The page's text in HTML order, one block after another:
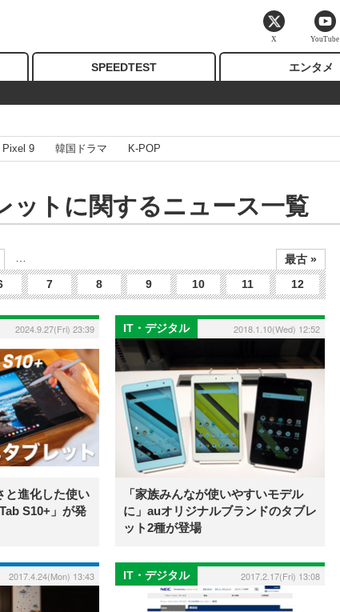
SPEEDTEST エンタメ
Pixel 9 韓国ドラマ K-POP
ットに関するニュース一覧
最古 »
7 8 9 10 11 12
2024.9.27(Fri) 23:39
と進化した使い
S10+」が発
IT・デジタル 2018.1.10(Wed) 12:52
「家族みんなが使いやすいモデル
に」auオリジナルブランドのタブレ
ット2種が登場
2017.4.24(Mon) 13:43 IT・デジタル 2017.2.17(Fri) 13:08
X YouTube